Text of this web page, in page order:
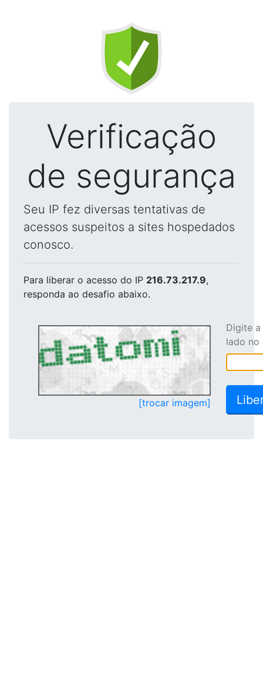
Verificação
de segurança
Seu IP fez diversas tentativas de
acessos suspeitos a sites hospedados
conosco.
Para liberar o acesso do IP 216.73.217.9,
responda ao desafio abaixo.
[trocar imagem]
Digite
lado no